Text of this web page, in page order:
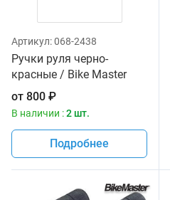
Артикул:068-2438
Ручки руля черно-
красные / Bike Master
от 800 ₽
В наличии :2 шт.
Подробнее